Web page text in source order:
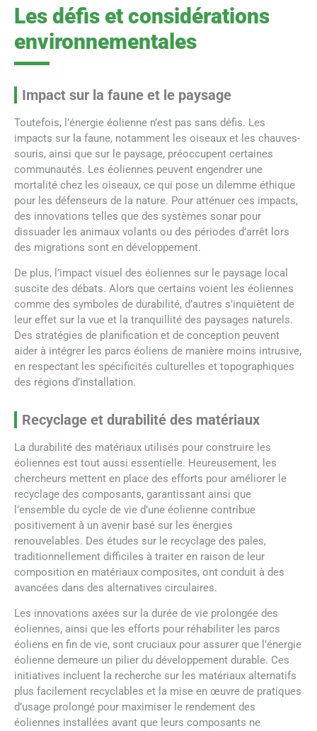
Les défis et considérations
environnementales
Impact sur la faune et le paysage
Toutefois, l’énergie éolienne n’est pas sans défis. Les
impacts sur la faune, notamment les oiseaux et les chauves-
souris, ainsi que sur le paysage, préoccupent certaines
communautés. Les éoliennes peuvent engendrer une
mortalité chez les oiseaux, ce qui pose un dilemme éthique
pour les défenseurs de la nature. Pour atténuer ces impacts,
des innovations telles que des systèmes sonar pour
dissuader les animaux volants ou des périodes d’arrêt lors
des migrations sont en développement.
De plus, l’impact visuel des éoliennes sur le paysage local
suscite des débats. Alors que certains voient les éoliennes
comme des symboles de durabilité, d’autres s’inquiètent de
leur effet sur la vue et la tranquillité des paysages naturels.
Des stratégies de planification et de conception peuvent
aider à intégrer les parcs éoliens de manière moins intrusive,
en respectant les spécificités culturelles et topographiques
des régions d’installation.
Recyclage et durabilité des matériaux
La durabilité des matériaux utilisés pour construire les
éoliennes est tout aussi essentielle. Heureusement, les
chercheurs mettent en place des efforts pour améliorer le
recyclage des composants, garantissant ainsi que
l’ensemble du cycle de vie d’une éolienne contribue
positivement à un avenir basé sur les énergies
renouvelables. Des études sur le recyclage des pales,
traditionnellement difficiles à traiter en raison de leur
composition en matériaux composites, ont conduit à des
avancées dans des alternatives circulaires.
Les innovations axées sur la durée de vie prolongée des
éoliennes, ainsi que les efforts pour réhabiliter les parcs
éoliens en fin de vie, sont cruciaux pour assurer que l’énergie
éolienne demeure un pilier du développement durable. Ces
initiatives incluent la recherche sur les matériaux alternatifs
plus facilement recyclables et la mise en œuvre de pratiques
d’usage prolongé pour maximiser le rendement des
éoliennes installées avant que leurs composants ne